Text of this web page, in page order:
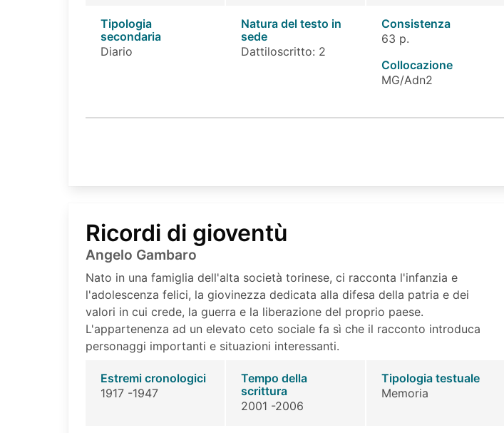
Tipologia
secondaria
Diario
Natura del testo in
sede
Dattiloscritto: 2
Consistenza
63 p.
Collocazione
MG/Adn2
Ricordi di gioventù
Angelo Gambaro
Nato in una famiglia dell'alta società torinese, ci racconta l'infanzia e
l'adolescenza felici, la giovinezza dedicata alla difesa della patria e dei
valori in cui crede, la guerra e la liberazione del proprio paese.
L'appartenenza ad un elevato ceto sociale fa sì che il racconto introduca
personaggi importanti e situazioni interessanti.
Estremi cronologici
1917 -1947
Tempo della
scrittura
2001 -2006
Tipologia testuale
Memoria